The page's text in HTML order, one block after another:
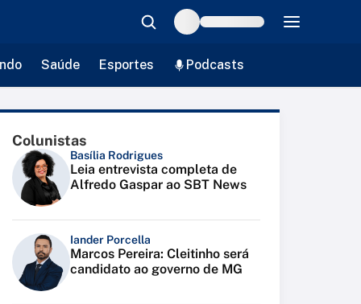
Saúde Esportes Podcasts
Colunistas
Basília Rodrigues
Leia entrevista completa de
Alfredo Gaspar ao SBT News
Iander Porcella
Marcos Pereira: Cleitinho será
candidato ao governo de MG